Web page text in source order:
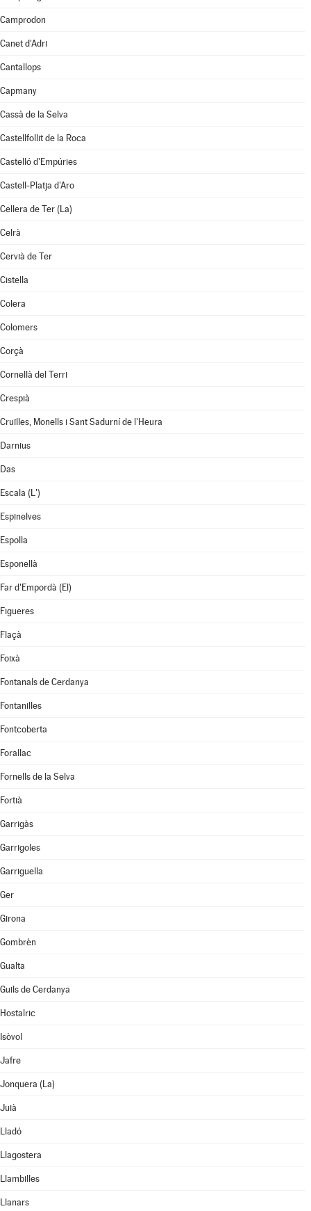
Camprodon
Canet d'Adri
Cantallops
Capmany
Cassà de la Selva
Castellfollit de la Roca
Castelló d'Empúries
Castell-Platja d'Aro
Cellera de Ter (La)
Celrà
Cervià de Ter
Cistella
Colera
Colomers
Corçà
Cornellà del Terri
Crespià
Cruïlles, Monells i Sant Sadurní de l'Heura
Darnius
Das
Escala (L')
Espinelves
Espolla
Esponellà
Far d'Empordà (El)
Figueres
Flaçà
Foixà
Fontanals de Cerdanya
Fontanilles
Fontcoberta
Forallac
Fornells de la Selva
Fortià
Garrigàs
Garrigoles
Garriguella
Ger
Girona
Gombrèn
Gualta
Guils de Cerdanya
Hostalric
Isòvol
Jafre
Jonquera (La)
Juià
Lladó
Llagostera
Llambilles
Llanars